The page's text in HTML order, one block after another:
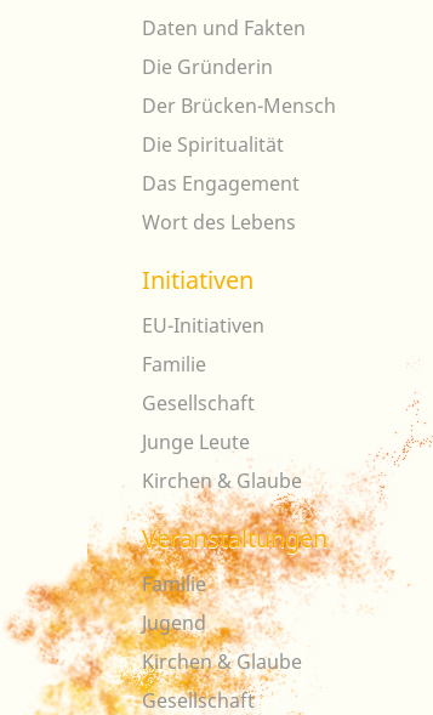
Daten und Fakten
Die Gründerin
Der Brücken-Mensch
Die Spiritualität
Das Engagement
Wort des Lebens
Initiativen
EU-Initiativen
Familie
Gesellschaft
Junge Leute
Kirchen & Glaube
Veranstaltungen
Familie
Jugend
Kirchen & Glaube
Gesellschaft